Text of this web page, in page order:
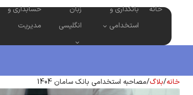
خانه
بانکداری و
استخدامی
زبان
انگلیسی
حسابداری و
مدیریت
خانه/بلاگ/مصاحبه استخدامی بانک سامان 1404